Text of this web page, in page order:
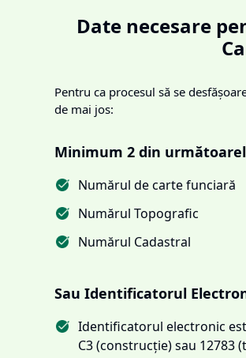
Date necesare
Pentru ca procesul să se
de mai jos:
Minimum 2 din
Numărul de carte funciară
Numărul Topografic
Numărul Cadastral
Sau Identificatorul
Identificatorul electronic
C3 (construcție) sau 12783